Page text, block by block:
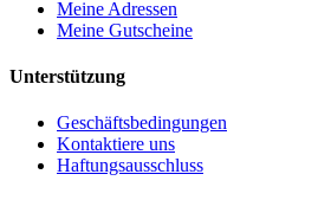
Meine Adressen
Meine Gutscheine
Unterstützung
Geschäftsbedingungen
Kontaktiere uns
Haftungsausschluss